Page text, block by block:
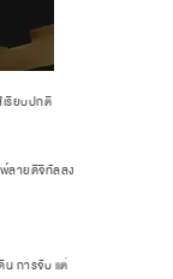
รียบปกติ
ลายดิจิทัลลง
น การจับ แต่